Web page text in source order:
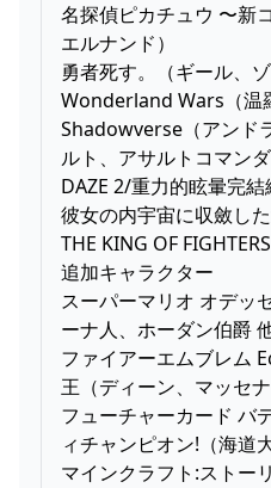
名探偵ピカチュウ 〜新
エルナンド）
勇者死す。（ギール、ゾ
Wonderland Wars（温
Shadowverse（アンド
ルト、アサルトコマン
DAZE 2/重力的眩暈完結
彼女の内宇宙に収斂した
THE KING OF
追加キャラクター
スーパーマリオ オデッ
ーナ人、ホーダン伯爵 他
ファイアーエムブレム
王（ディーン、マッセナ
フューチャーカード バ
ィチャンピオン!（海道
マインクラフト:ストー